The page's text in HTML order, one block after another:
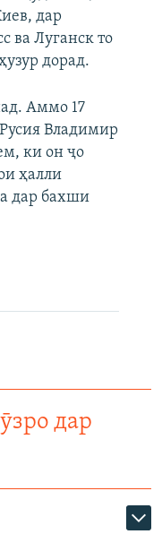
дар
ва Луганск то
дорад.
Аммо 17
Владимир
ки он ҷо
ҳалли
дар бахши
дар